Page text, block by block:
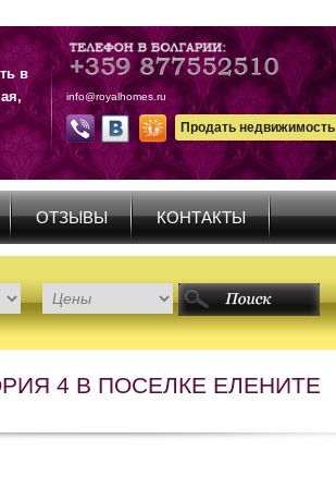
в
info@royalhomes.ru
Продать недвижимость
ОТЗЫВЫ КОНТАКТЫ
4 В ПОСЕЛКЕ ЕЛЕНИТЕ